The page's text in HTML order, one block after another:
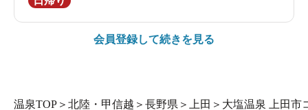
会員登録して続きを見る
温泉TOP ＞ 北陸・甲信越 ＞ 長野県 ＞ 上田 ＞ 大塩温泉 上田市